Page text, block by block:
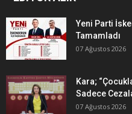
Yeni Parti
Tamamladı
07 Ağustos 2026
Kara;
Sadece
07 Ağustos 2026